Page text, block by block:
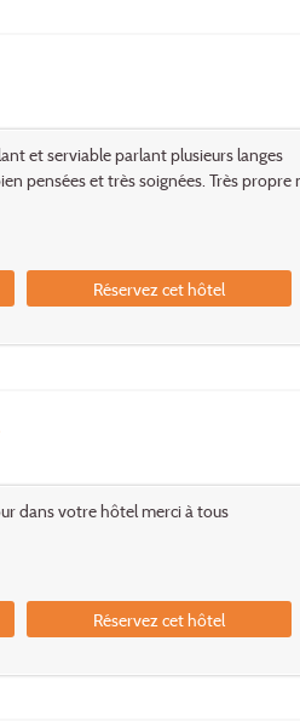
et serviable parlant plusieurs langes
pensées et très soignées. Très
Réservez cet hôtel
dans votre hôtel merci à tous
Réservez cet hôtel